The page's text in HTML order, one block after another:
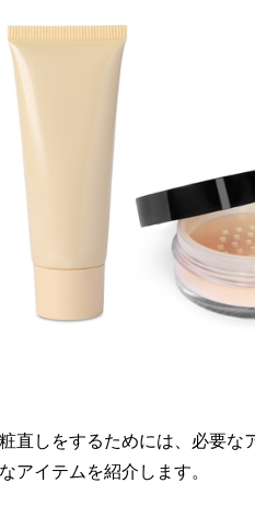
直しをするためには、必要
アイテムを紹介します。